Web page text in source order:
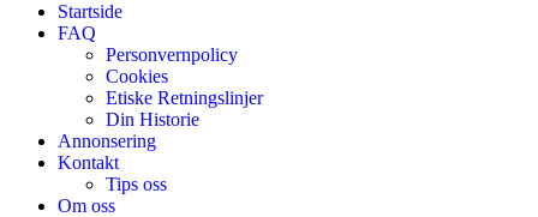
Startside
FAQ
Personvernpolicy
Cookies
Etiske Retningslinjer
Din Historie
Annonsering
Kontakt
Tips oss
Om oss